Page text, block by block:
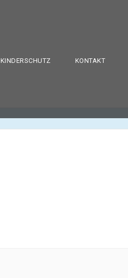
KINDERSCHUTZ KONTAKT